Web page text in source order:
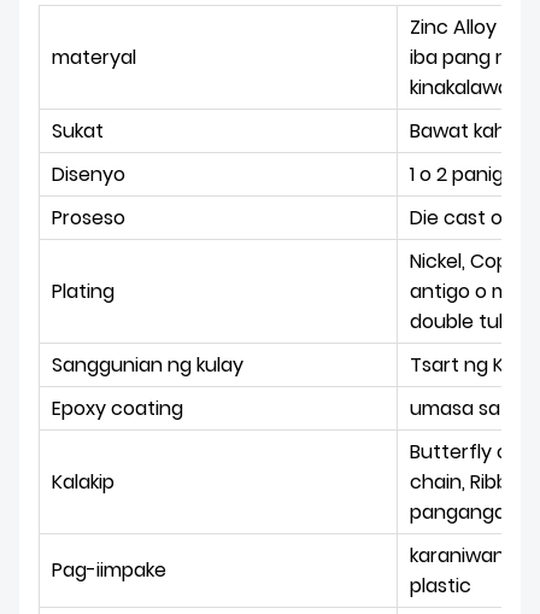
materyal
Zinc Alloy ;
iba pang
Sukat
Bawat
Disenyo
1 o 2 panig
Proseso
Die cast o
Plating
Nickel,
antigo o
double
Sanggunian ng kulay
Tsart ng
Epoxy coating
umasa sa
Kalakip
Butterfly
chain,
Pag-iimpake
karaniwang
plastic